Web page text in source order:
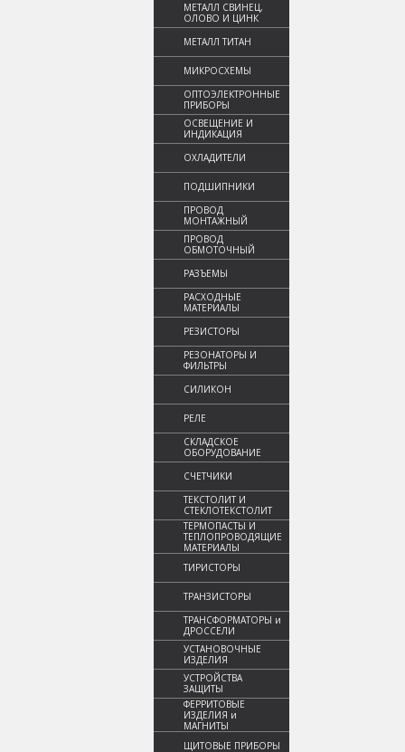
МЕТАЛЛ СВИНЕЦ,
ОЛОВО И ЦИНК
МЕТАЛЛ ТИТАН
МИКРОСХЕМЫ
ОПТОЭЛЕКТРОННЫЕ
ПРИБОРЫ
ОСВЕЩЕНИЕ И
ИНДИКАЦИЯ
ОХЛАДИТЕЛИ
ПОДШИПНИКИ
ПРОВОД
МОНТАЖНЫЙ
ПРОВОД
ОБМОТОЧНЫЙ
РАЗЪЕМЫ
РАСХОДНЫЕ
МАТЕРИАЛЫ
РЕЗИСТОРЫ
РЕЗОНАТОРЫ И
ФИЛЬТРЫ
СИЛИКОН
РЕЛЕ
СКЛАДСКОЕ
ОБОРУДОВАНИЕ
СЧЕТЧИКИ
ТЕКСТОЛИТ И
СТЕКЛОТЕКСТОЛИТ
ТЕРМОПАСТЫ И
ТЕПЛОПРОВОДЯЩИЕ
МАТЕРИАЛЫ
ТИРИСТОРЫ
ТРАНЗИСТОРЫ
ТРАНСФОРМАТОРЫ и
ДРОССЕЛИ
УСТАНОВОЧНЫЕ
ИЗДЕЛИЯ
УСТРОЙСТВА
ЗАЩИТЫ
ФЕРРИТОВЫЕ
ИЗДЕЛИЯ и
МАГНИТЫ
ЩИТОВЫЕ ПРИБОРЫ